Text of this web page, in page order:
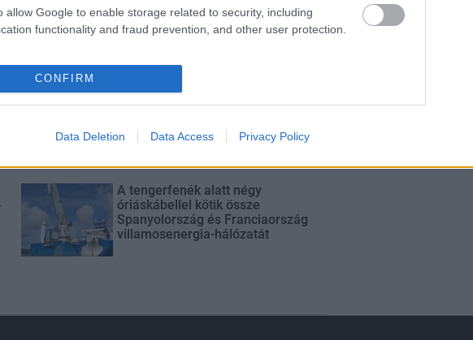
allow Google to enable storage related to security, including
functionality and fraud prevention, and other user protection.
CONFIRM
Data Deletion Data Access Privacy Policy
Látlelet a hazai víziközművekről?
Egyetlen, fél évszázados
vezetéken múlt Bicske vízellátása
Épített öröksége megújításával is
évfordulójára
A tengerfenék alatt négy
óriáskábellel kötik össze
Spanyolország és Franciaország
villamosenergia-hálózatát